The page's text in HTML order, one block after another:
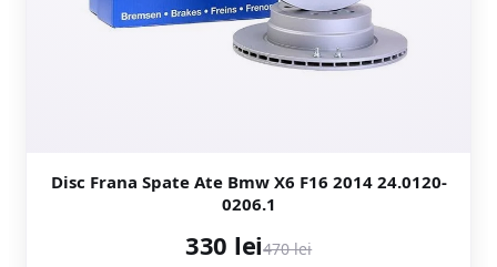
Disc Frana Spate Ate Bmw X6 F16 2014 24.0120-
0206.1
330 lei470 lei